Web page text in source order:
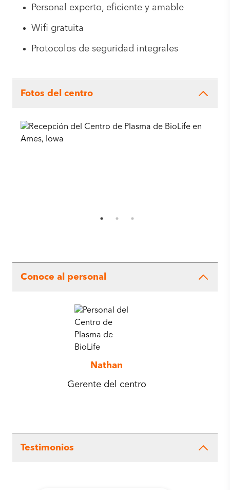
Personal experto, eficiente y amable
Wifi gratuita
Protocolos de seguridad integrales
Fotos del centro
Conoce al personal
Nathan
Gerente del centro
Testimonios